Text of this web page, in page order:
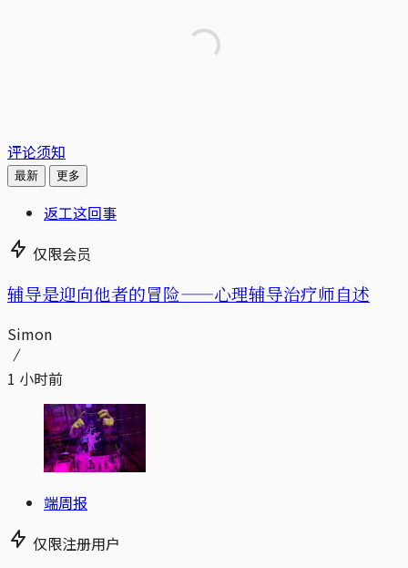
评论须知
最新 更多
返工这回事
仅限会员
辅导是迎向他者的冒险——心理辅导治疗师自述
Simon
1 小时前
端周报
仅限注册用户